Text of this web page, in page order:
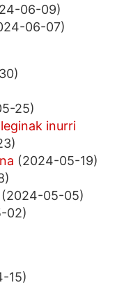
06-09)
06-07)
25)
inurri
(2024-05-19)
(2024-05-05)
02)
15)